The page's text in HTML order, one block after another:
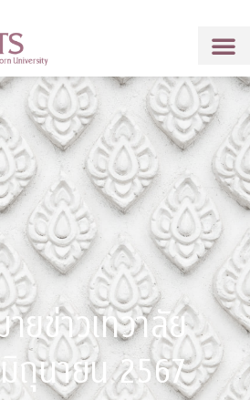
ยข่าวเทวาลัย
ถุนายน 2567